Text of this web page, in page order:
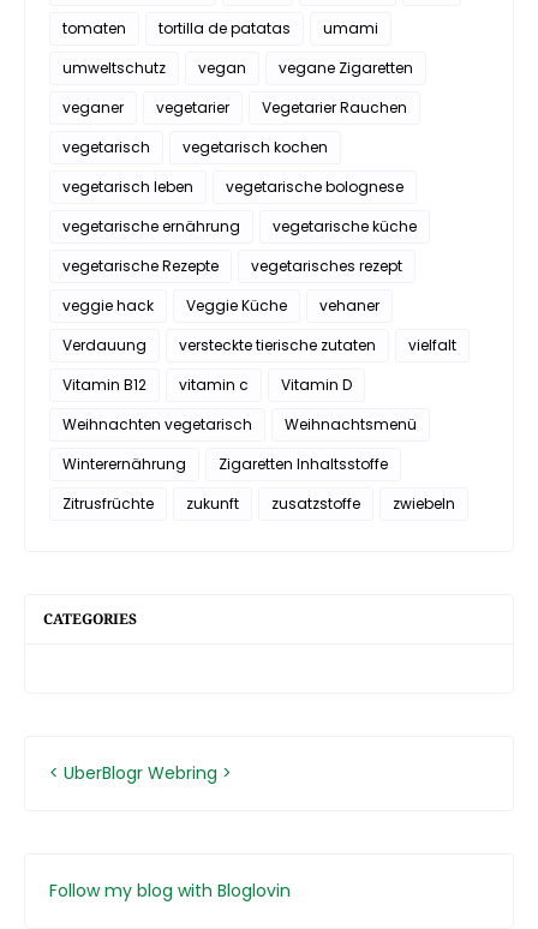
tomaten
tortilla de patatas
umami
umweltschutz
vegan
vegane Zigaretten
veganer
vegetarier
Vegetarier Rauchen
vegetarisch
vegetarisch kochen
vegetarisch leben
vegetarische bolognese
vegetarische ernährung
vegetarische küche
vegetarische Rezepte
vegetarisches rezept
veggie hack
Veggie Küche
vehaner
Verdauung
versteckte tierische zutaten
vielfalt
Vitamin B12
vitamin c
Vitamin D
Weihnachten vegetarisch
Weihnachtsmenü
Winterernährung
Zigaretten Inhaltsstoffe
Zitrusfrüchte
zukunft zusatzstoffe zwiebeln
CATEGORIES
< UberBlogr Webring >
Follow my blog with Bloglovin